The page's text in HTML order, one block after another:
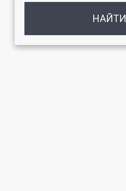
НАЙТИ